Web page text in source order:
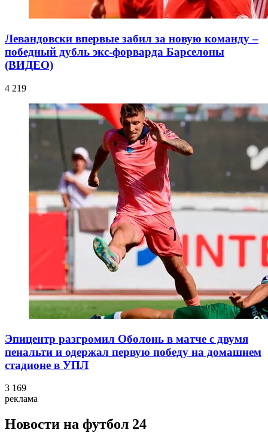
Левандовски впервые забил за новую команду –
победный дубль экс-форварда Барселоны
(ВИДЕО)
4 219
Эпицентр разгромил Оболонь в матче с двумя
пенальти и одержал первую победу на домашнем
стадионе в УПЛ
3 169
реклама
Новости на футбол 24